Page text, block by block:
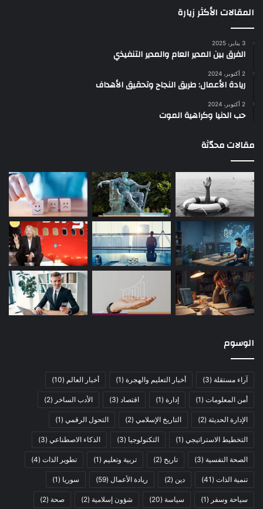
المقالات الأكثر زيارة
3 يناير، 2025
الفرق بين المدير العام والمدير التنفيذي
2 أكتوبر، 2024
ريادة الأعمال: طريق النجاح وتحقيق الأهداف
2 أكتوبر، 2024
حب الدنيا وكراهية الموت
مقالات محدّثة
الوسوم
آراء مستقلة (3) أخبار التعليم والهجرة (1) أخبار العالم (10)
أمن المعلومات (1) إدارة (1) اقتصاد (3) الأدب الساخر (2)
الإدارة الحديثة (2) التاريخ الإسلامي (2) التحول الرقمي (1)
التخطيط الاستراتيجي (1) التكنولوجيا (3) الذكاء الاصطناعي (3)
الصحة النفسية (3) تاريخ (2) تربية وتعليم (1) تطوير الذات (4)
تنمية الذات (41) دين (2) ريادة الأعمال (59) سوريا (1)
سياحة وسفر (1) سياسة (20) شؤون إسلامية (2) صحة (2)